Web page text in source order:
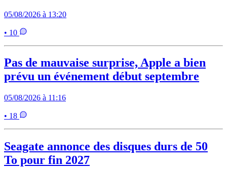
05/08/2026 à 13:20
• 10
Pas de mauvaise surprise, Apple a bien
prévu un événement début septembre
05/08/2026 à 11:16
• 18
Seagate annonce des disques durs de 50
To pour fin 2027